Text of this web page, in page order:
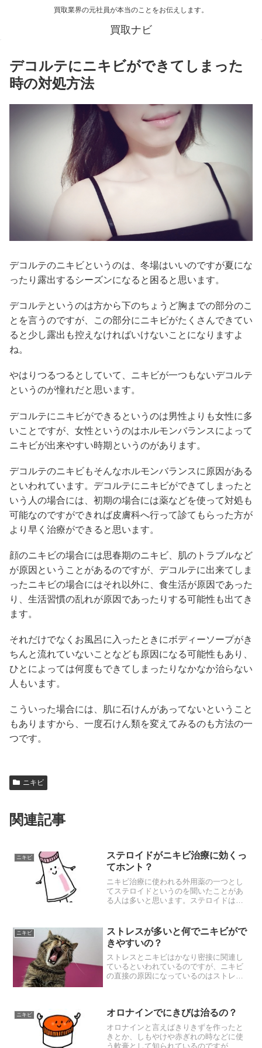
買取業界の元社員が本当のことをお伝えします。
買取ナビ
デコルテにニキビができてしまった
時の対処方法
デコルテのニキビというのは、冬場はいいのですが夏にな
ったり露出するシーズンになると困ると思います。
デコルテというのは方から下のちょうど胸までの部分のこ
とを言うのですが、この部分にニキビがたくさんできてい
ると少し露出も控えなければいけないことになりますよ
ね。
やはりつるつるとしていて、ニキビが一つもないデコルテ
というのが憧れだと思います。
デコルテにニキビができるというのは男性よりも女性に多
いことですが、女性というのはホルモンバランスによって
ニキビが出来やすい時期というのがあります。
デコルテのニキビもそんなホルモンバランスに原因がある
といわれています。デコルテにニキビができてしまったと
いう人の場合には、初期の場合には薬などを使って対処も
可能なのですができれば皮膚科へ行って診てもらった方が
より早く治療ができると思います。
顔のニキビの場合には思春期のニキビ、肌のトラブルなど
が原因ということがあるのですが、デコルテに出来てしま
ったニキビの場合にはそれ以外に、食生活が原因であった
り、生活習慣の乱れが原因であったりする可能性も出てき
ます。
それだけでなくお風呂に入ったときにボディーソープがき
ちんと流れていないことなども原因になる可能性もあり、
ひとによっては何度もできてしまったりなかなか治らない
人もいます。
こういった場合には、肌に石けんがあってないということ
もありますから、一度石けん類を変えてみるのも方法の一
つです。
ニキビ
関連記事
ニキビ
ステロイドがニキビ治療に効くっ
てホント？
ニキビ治療に使われる外用薬の一つとし
てステロイドというのを聞いたことがあ
る人は多いと思います。ステロイドは副
ンなのですが、腎臓の上の副腎でつくら
れているホルモンです。こ...
ニキビ
ストレスが多いと何でニキビがで
きやすいの？
ストレスとニキビはかなり密接に関連し
ているといわれているのですが、ニキビ
の直接の原因になっているのはストレス
のは何かというと、皮脂過...
ニキビ オロナインでにきびは治るの？
オロナインと言えばきりきずを作ったと
きとか、しもやけや赤ぎれの時などに使
う軟膏として知られているのですが、オ